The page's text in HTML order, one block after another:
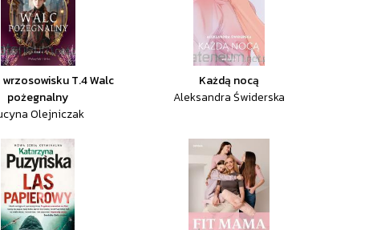
wrzosowisku T.4 Walc
pożegnalny
Olejniczak
Każdą nocą
Aleksandra Świderska